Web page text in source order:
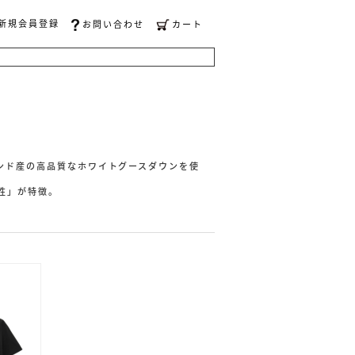
規会員登録 お問い合わせ カート
産の高品質なホワイトグースダウンを使
が特徴。